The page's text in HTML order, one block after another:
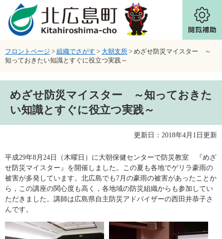
ページの先頭です。
メニューを飛ばして本文へ
フロントページ > 組織でさがす > 大朝支所 > めざせ防災マイスター ～
知っておきたい知識とすぐに役立つ実践～
めざせ防災マイスター ～知っておきた
い知識とすぐに役立つ実践～
更新日：2018年4月1日更新
平成29年8月24日（木曜日）に大朝保健センターで防災教室 『めざ
せ防災マイスター』を開催しました。この夏も各地でゲリラ豪雨の
被害が多発しています。北広島でも7月の豪雨の被害があったことか
ら，この講座の関心度も高く，各地域の防災組織からも参加してい
ただきました。講師は広島県自主防災アドバイザーの西田井恭子さ
んです。